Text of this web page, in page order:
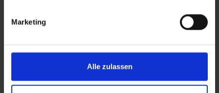
Marketing
Alle zulassen